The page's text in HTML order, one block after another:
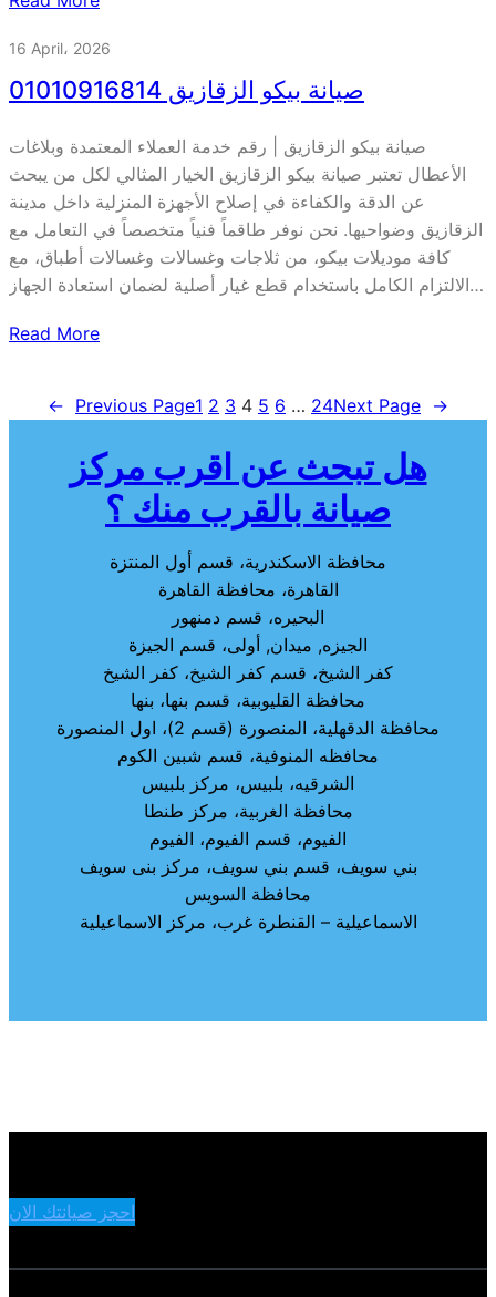
16 April، 2026
صيانة بيكو الزقازيق 01010916814
صيانة بيكو الزقازيق | رقم خدمة العملاء المعتمدة وبلاغات
الأعطال تعتبر صيانة بيكو الزقازيق الخيار المثالي لكل من يبحث
عن الدقة والكفاءة في إصلاح الأجهزة المنزلية داخل مدينة
الزقازيق وضواحيها. نحن نوفر طاقماً فنياً متخصصاً في التعامل مع
كافة موديلات بيكو، من ثلاجات وغسالات وغسالات أطباق، مع
الالتزام الكامل باستخدام قطع غيار أصلية لضمان استعادة الجهاز…
Read More
← Previous Page1 2 3 4 5 6 … 24Next Page →
هل تبحث عن اقرب مركز
صيانة بالقرب منك ؟
محافظة الاسكندرية، قسم أول المنتزة
القاهرة، محافظة القاهرة
البحيره، قسم دمنهور
الجيزه, ميدان, أولى، قسم الجيزة
كفر الشيخ، قسم كفر الشيخ، كفر الشيخ
محافظة القليوبية، قسم بنها، بنها
محافظة الدقهلية، المنصورة (قسم 2)، اول المنصورة
محافظه المنوفية، قسم شبين الكوم
الشرقيه، بلبيس، مركز بلبيس
محافظة الغربية، مركز طنطا
الفيوم، قسم الفيوم، الفيوم
بني سويف، قسم بني سويف، مركز بنى سويف
محافظة السويس
الاسماعيلية – القنطرة غرب، مركز الاسماعيلية
احجز صيانتك الان